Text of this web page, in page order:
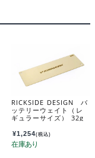
RICKSIDE DESIGN バ
ッテリーウェイト（レ
ギュラーサイズ） 32g
04231
¥1,254(税込)